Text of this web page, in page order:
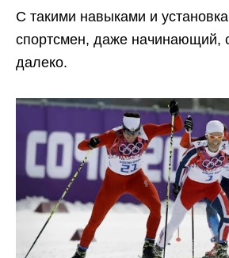
С такими навыками и
спортсмен, даже начинающий,
далеко.